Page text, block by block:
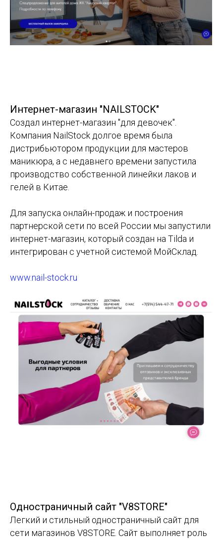
Интернет-магазин "NAILSTOCK"
Создал интернет-магазин "для девочек".
Компания NailStock долгое время была
дистрибьютором продукции для мастеров
маникюра, а с недавнего времени запустила
производство собственной линейки лаков и
гелей в Китае.
Для запуска онлайн-продаж и построения
партнерской сети по всей России мы запустили
интернет-магазин, который создан на Tilda и
интегрирован с учетной системой МойСклад.
www.nail-stock.ru
Одностраничный сайт "V8STORE"
Легкий и стильный одностраничный сайт для
сети магазинов V8STORE. Сайт выполняет роль